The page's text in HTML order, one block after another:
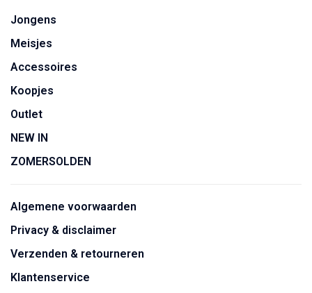
Jongens
Meisjes
Accessoires
Koopjes
Outlet
NEW IN
ZOMERSOLDEN
Algemene voorwaarden
Privacy & disclaimer
Verzenden & retourneren
Klantenservice